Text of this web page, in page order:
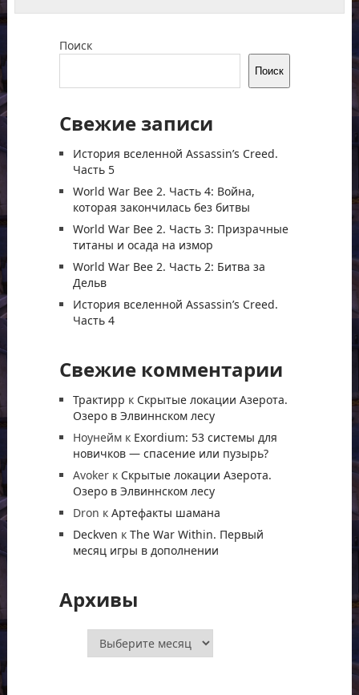
Поиск
Поиск
Свежие записи
История вселенной Assassin’s Creed.
Часть 5
World War Bee 2. Часть 4: Война,
которая закончилась без битвы
World War Bee 2. Часть 3: Призрачные
титаны и осада на измор
World War Bee 2. Часть 2: Битва за
Дельв
История вселенной Assassin’s Creed.
Часть 4
Свежие комментарии
Трактирр к Скрытые локации Азерота.
Озеро в Элвиннском лесу
Ноунеймк Exordium: 53 системы для
новичков — спасение или пузырь?
Avokerк Скрытые локации Азерота.
Озеро в Элвиннском лесу
Dron к Артефакты шамана
Deckven к The War Within. Первый
месяц игры в дополнении
Архивы
Архивы